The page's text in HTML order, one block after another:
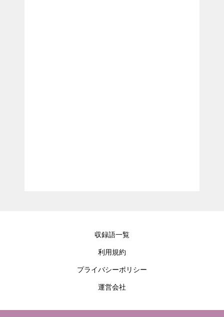
収録語一覧
利用規約
プライバシーポリシー
運営会社